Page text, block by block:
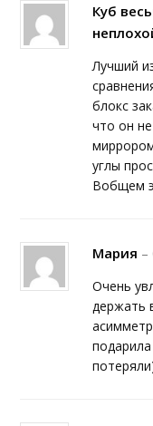
Куб
Лучший
блокс
что он
углы
Вобщем
Мария –
Очень
держать